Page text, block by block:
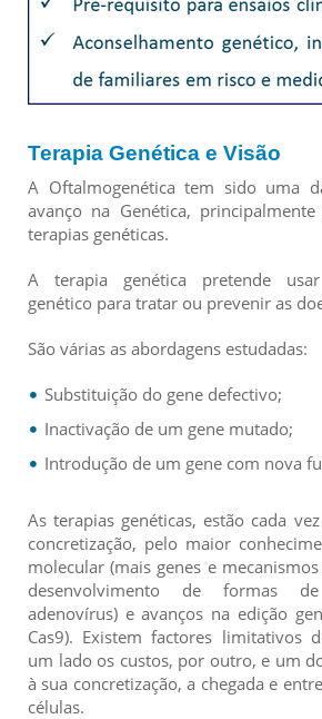
Terapia Genética e Visão
A Oftalmogenética tem sido uma
avanço na Genética,
terapias genéticas.
A terapia genética pretende
genético para tratar ou prevenir as
São várias as abordagens estudadas:
Substituição do gene defectivo;
Inactivação de um gene mutado;
Introdução de um gene com nova
As terapias genéticas, estão cada
concretização, pelo maior
molecular (mais genes e
desenvolvimento de formas
adenovírus) e avanços na edição
Cas9). Existem factores limitativos
um lado os custos, por outro, e um
à sua concretização, a chegada e
células.